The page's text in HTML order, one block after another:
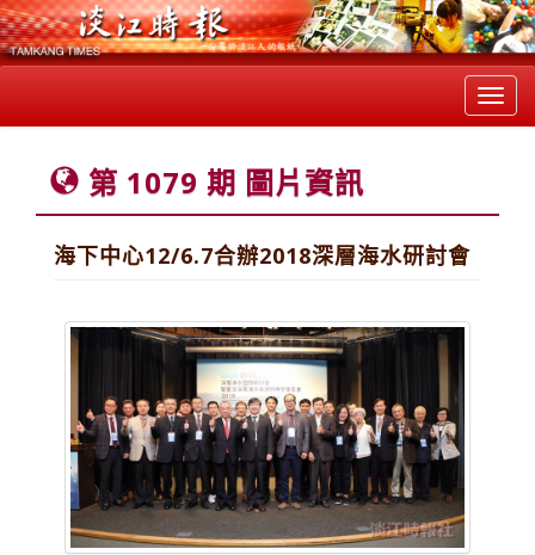
第 1079 期 圖片資訊
海下中心12/6.7合辦2018深層海水研討會